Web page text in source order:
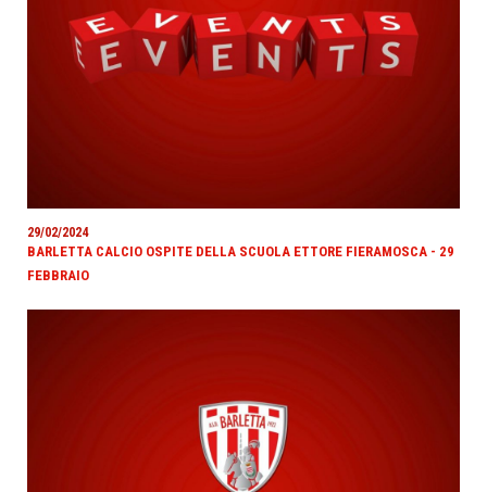
29/02/2024
BARLETTA CALCIO OSPITE DELLA SCUOLA ETTORE FIERAMOSCA - 29
FEBBRAIO